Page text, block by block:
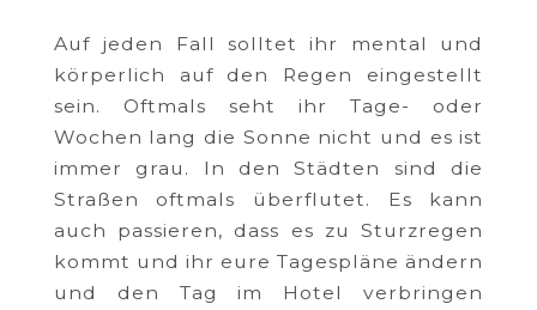
Auf jeden Fall solltet ihr mental und
körperlich auf den Regen eingestellt
sein. Oftmals seht ihr Tage- oder
Wochen lang die Sonne nicht und es ist
immer grau. In den Städten sind die
Straßen oftmals überflutet. Es kann
auch passieren, dass es zu Sturzregen
kommt und ihr eure Tagespläne ändern
und den Tag im Hotel verbringen